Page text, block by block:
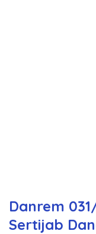
Danrem
Sertijab